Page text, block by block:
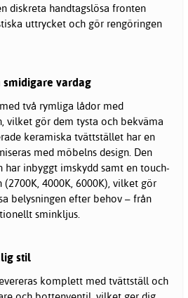
diskreta handtagslösa fronten
uttrycket och gör rengöringen
vardag
två rymliga lådor med
vilket gör dem tysta och bekväma
keramiska tvättstället har en
med möbelns design. Den
har inbyggt imskydd samt en touch-
4000K, 6000K), vilket gör
belysningen efter behov – från
sminkljus.
stil
komplett med tvättställ och